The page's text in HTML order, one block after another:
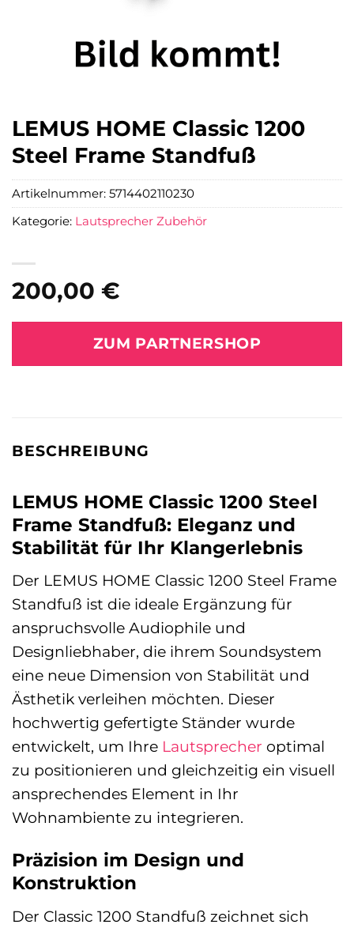
LEMUS HOME Classic 1200
Steel Frame Standfuß
200,00 €
ZUM PARTNERSHOP
Artikelnummer: 5714402110230
Kategorie: Lautsprecher Zubehör
BESCHREIBUNG
LEMUS HOME Classic 1200 Steel
Frame Standfuß: Eleganz und
Stabilität für Ihr Klangerlebnis
Der LEMUS HOME Classic 1200 Steel Frame
Standfuß ist die ideale Ergänzung für
anspruchsvolle Audiophile und
Designliebhaber, die ihrem Soundsystem
eine neue Dimension von Stabilität und
Ästhetik verleihen möchten. Dieser
hochwertig gefertigte Ständer wurde
entwickelt, um Ihre Lautsprecher optimal
zu positionieren und gleichzeitig ein visuell
ansprechendes Element in Ihr
Wohnambiente zu integrieren.
Präzision im Design und
Konstruktion
Der Classic 1200 Standfuß zeichnet sich